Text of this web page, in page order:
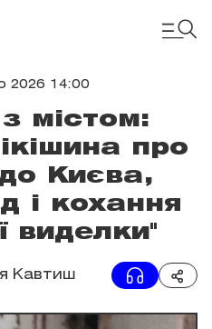
2026 14:00
містом:
про
Києва,
і кохання
виделки"
Кавтиш